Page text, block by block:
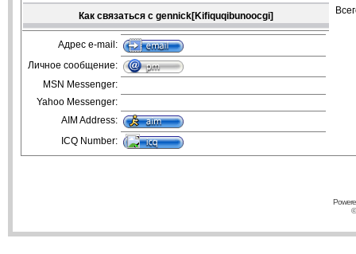
Как связаться с gennick[Kifiquqibunoocgi]
Адрес e-mail:
Личное сообщение:
MSN Messenger:
Yahoo Messenger:
AIM Address:
ICQ Number: